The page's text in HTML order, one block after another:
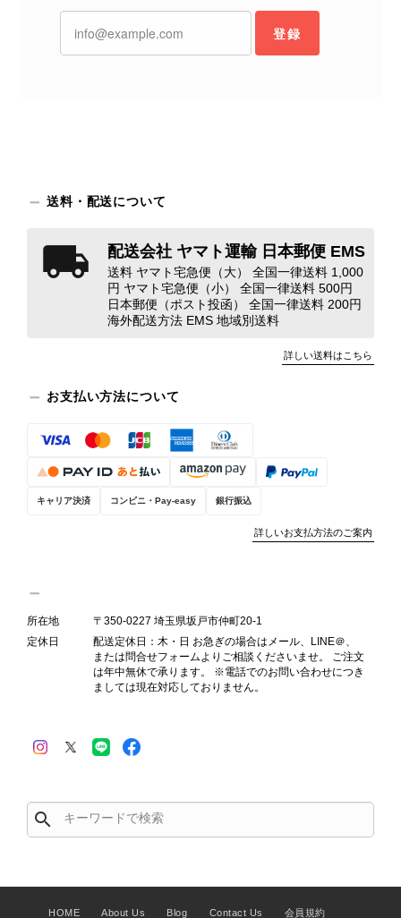
りお詫び申し上げます。お受け取りに
なった際のお気持ちを思うと、大変心
観の印象だけで商品の状態全体を判断
映しております。 ご不快な思いをさ
れた中で、率直なご意見をお寄せいた
だきましたことに感謝申し上げます。
今回のご指摘を重く受け止め、まずは
きます。 掲載内容では分からない状
時の見落としとして真摯に受け止め、
し、全スタッフで共有してまいりま
す。 オンラインでも安心して商品を
お選びいただけるよう、より正確な状
商品が直ぐに届きました。思った以上に素敵なお品でした。また
ご縁が有りましたら宜しくお願い致します。
安心いたしました！ さらに、「思っ
ひこちらの商品を末永くご愛用いただ
けましたら幸いです。 また気になる
登録
送料・配送について
配送会社 ヤマト運輸 日本郵便 EMS
送料 ヤマト宅急便（大） 全国一律送料 1,000
円 ヤマト宅急便（小） 全国一律送料 500円
日本郵便（ポスト投函） 全国一律送料 200円
海外配送方法 EMS 地域別送料
詳しい送料はこちら
お支払い方法について
キャリア決済 コンビニ・Pay-easy 銀行振込
詳しいお支払方法のご案内
所在地
〒350-0227 埼玉県坂戸市仲町20-1
定休日
配送定休日：木・日 お急ぎの場合はメール、LINE＠、
または問合せフォームよりご相談くださいませ。 ご注文
は年中無休で承ります。 ※電話でのお問い合わせにつき
ましては現在対応しておりません。
search
HOME About Us Blog Contact Us 会員規約